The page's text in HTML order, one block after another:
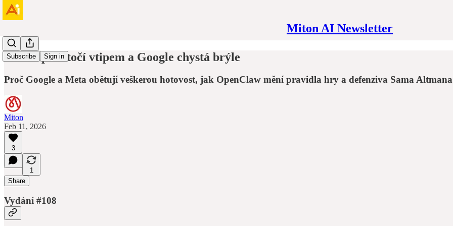
Miton AI Newsletter
Subscribe Sign in
Anthropic útočí vtipem a Google chystá brýle
Proč Google a Meta obětují veškerou hotovost, jak OpenClaw mění pravidla hry a defenziva Sama
Miton
Feb 11, 2026
3
1
Share
Vydání #108